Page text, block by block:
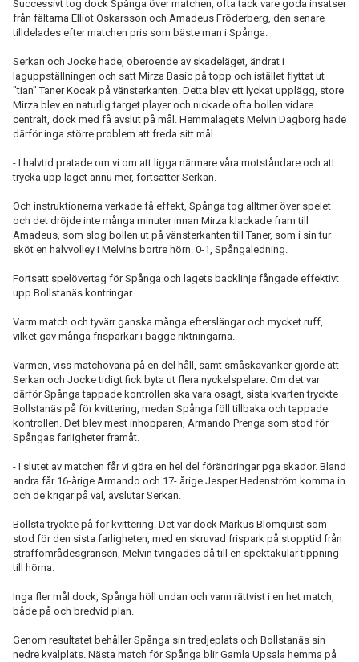
Successivt tog dock Spånga över matchen, ofta tack vare goda insatser
från fältarna Elliot Oskarsson och Amadeus Fröderberg, den senare
tilldelades efter matchen pris som bäste man i Spånga.
Serkan och Jocke hade, oberoende av skadeläget, ändrat i
laguppställningen och satt Mirza Basic på topp och istället flyttat ut
"tian" Taner Kocak på vänsterkanten. Detta blev ett lyckat upplägg, store
Mirza blev en naturlig target player och nickade ofta bollen vidare
centralt, dock med få avslut på mål. Hemmalagets Melvin Dagborg hade
därför inga större problem att freda sitt mål.
- I halvtid pratade om vi om att ligga närmare våra motståndare och att
trycka upp laget ännu mer, fortsätter Serkan.
Och instruktionerna verkade få effekt, Spånga tog alltmer över spelet
och det dröjde inte många minuter innan Mirza klackade fram till
Amadeus, som slog bollen ut på vänsterkanten till Taner, som i sin tur
sköt en halvvolley i Melvins bortre hörn. 0-1, Spångaledning.
Fortsatt spelövertag för Spånga och lagets backlinje fångade effektivt
upp Bollstanäs kontringar.
Varm match och tyvärr ganska många efterslängar och mycket ruff,
vilket gav många frisparkar i bägge riktningarna.
Värmen, viss matchovana på en del håll, samt småskavanker gjorde att
Serkan och Jocke tidigt fick byta ut flera nyckelspelare. Om det var
därför Spånga tappade kontrollen ska vara osagt, sista kvarten tryckte
Bollstanäs på för kvittering, medan Spånga föll tillbaka och tappade
kontrollen. Det blev mest inhopparen, Armando Prenga som stod för
Spångas farligheter framåt.
- I slutet av matchen får vi göra en hel del förändringar pga skador. Bland
andra får 16-årige Armando och 17- årige Jesper Hedenström komma in
och de krigar på väl, avslutar Serkan.
Bollsta tryckte på för kvittering. Det var dock Markus Blomquist som
stod för den sista farligheten, med en skruvad frispark på stopptid från
straffområdesgränsen, Melvin tvingades då till en spektakulär tippning
till hörna.
Inga fler mål dock, Spånga höll undan och vann rättvist i en het match,
både på och bredvid plan.
Genom resultatet behåller Spånga sin tredjeplats och Bollstanäs sin
nedre kvalplats. Nästa match för Spånga blir Gamla Upsala hemma på